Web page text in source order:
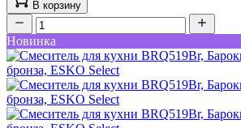
В корзину
Новинка